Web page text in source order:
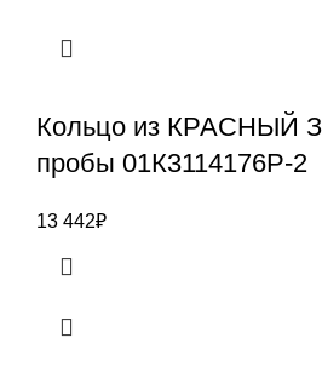
Кольцо из КРАСНЫЙ
пробы 01К3114176Р-2
13 442₽